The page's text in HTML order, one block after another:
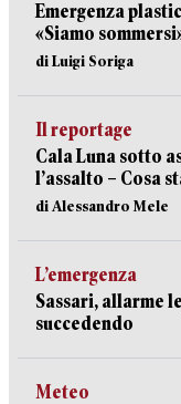
Emergenza
«Siamo
di Luigi Soriga
Il reportage
Cala Luna sotto
l’assalto – Cosa
di Alessandro Mele
L’emergenza
Sassari, allarme
succedendo
Meteo